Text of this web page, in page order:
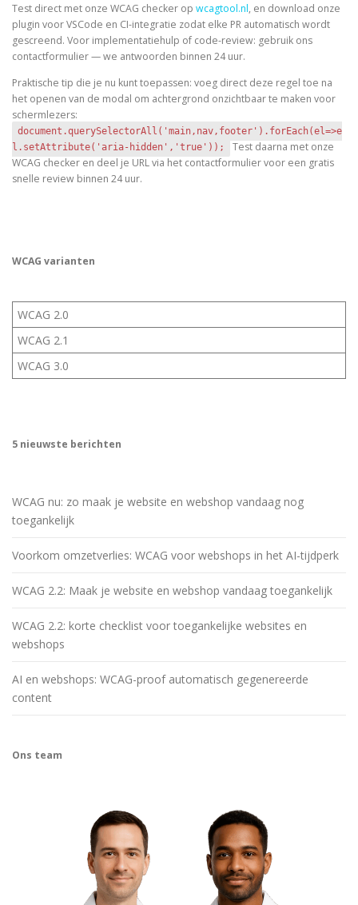
Test direct met onze WCAG checker op wcagtool.nl, en download onze
plugin voor VSCode en CI-integratie zodat elke PR automatisch wordt
gescreend. Voor implementatiehulp of code-review: gebruik ons
contactformulier — we antwoorden binnen 24 uur.
Praktische tip die je nu kunt toepassen: voeg direct deze regel toe na
het openen van de modal om achtergrond onzichtbaar te maken voor
schermlezers:
document.querySelectorAll('main,nav,footer').forEach(el=>e
l.setAttribute('aria-hidden','true'));
Test daarna met onze
WCAG checker en deel je URL via het contactformulier voor een gratis
snelle review binnen 24 uur.
WCAG varianten
WCAG 2.0
WCAG 2.1
WCAG 3.0
5 nieuwste berichten
WCAG nu: zo maak je website en webshop vandaag nog
toegankelijk
Voorkom omzetverlies: WCAG voor webshops in het AI-tijdperk
WCAG 2.2: Maak je website en webshop vandaag toegankelijk
WCAG 2.2: korte checklist voor toegankelijke websites en
webshops
AI en webshops: WCAG-proof automatisch gegenereerde
content
Ons team